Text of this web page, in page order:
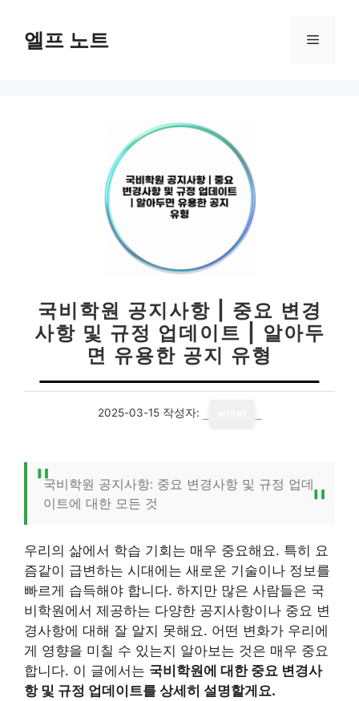
엘프 노트 메
국비학원 공지사항 | 중요 변경
사항 및 규정 업데이트 | 알아두
면 유용한 공지 유형
2025-03-15 작성자:
국비학원 공지사항: 중요 변경사항 및 규정 업데
이트에 대한 모든 것
우리의 삶에서 학습 기회는 매우 중요해요. 특히 요
즘같이 급변하는 시대에는 새로운 기술이나 정보를
빠르게 습득해야 합니다. 하지만 많은 사람들은 국
비학원에서 제공하는 다양한 공지사항이나 중요 변
경사항에 대해 잘 알지 못해요. 어떤 변화가 우리에
게 영향을 미칠 수 있는지 알아보는 것은 매우 중요
합니다. 이 글에서는 국비학원에 대한 중요 변경사
항 및 규정 업데이트를 상세히 설명할게요.